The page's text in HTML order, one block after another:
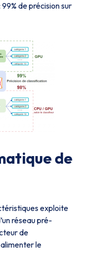
de précision sur
de
exploite
réseau pré-
de
le